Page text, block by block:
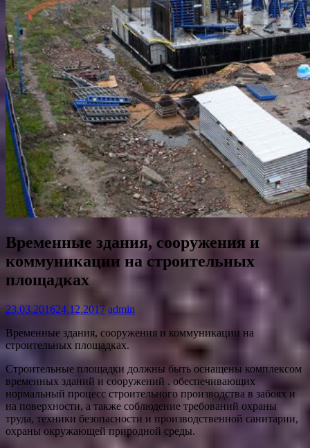
Временные здания, сооружения и
коммуникации на строительных
площадках
23.03.201624.12.2017 admin
Временные здания, сооружения и коммуникации на
строительных площадках.
Строительные площадки должны быть оснащены комплексом
временных зданий и сооружений . обеспечивающих
нормальный процесс строительного производства в забоях и
на поверхности, а также соблюдение требований охраны
труда, техники безопасности и производственной санитарии,
охраны окружающей природной среды.